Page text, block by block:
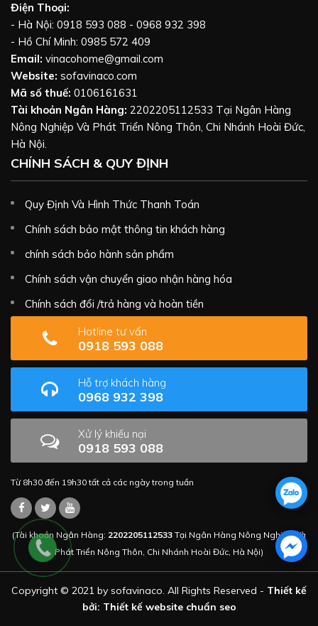
Điện Thoại:
- Hà Nội: 0918 593 088 - 0968 932 398
- Hồ Chí Minh: 0985 572 409
Email: vinacohome@gmail.com
Website: sofavinaco.com
Mã số thuế: 0106161631
Tài khoản Ngân Hàng: 2202205112533 Tại Ngân Hàng
Nông Nghiệp Và Phát Triển Nông Thôn, Chi Nhánh Hoài Đức,
Hà Nội.
CHÍNH SÁCH & QUY ĐỊNH
Quy Định Và Hình Thức Thanh Toán
Chính sách bảo mật thông tin khách hàng
chính sách bảo hành sản phẩm
Chính sách vận chuyển giao nhận hàng hóa
Chính sách đổi /trả hàng và hoàn tiền
Hotline tư vấn
0918 593 088
Hỗ trợ khách hàng
0968 932 398
Xử lý khiếu nại
0918 593 088
Từ 8h30 đến 19h30 tất cả các ngày trong tuần
(Tài khoản Ngân Hàng: 2202205112533 Tại Ngân Hàng Nông Nghiệp Và
Phát Triển Nông Thôn, Chi Nhánh Hoài Đức, Hà Nội)
Copyright © 2021 by sofavinaco. All Rights Reserved - Thiết kế
bởi: Thiết kế website chuẩn seo